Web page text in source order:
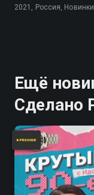
2021, Россия, Новинки
Ещё
Сделано